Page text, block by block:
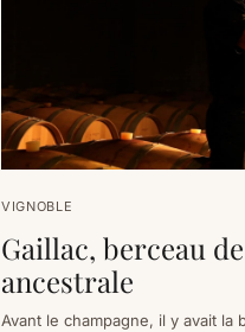
VIGNOBLE
Gaillac, berceau
ancestrale
Avant le champagne, il y avait la